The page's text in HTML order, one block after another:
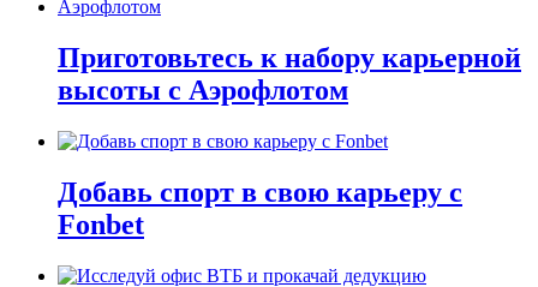
Приготовьтесь к набору карьерной
высоты с Аэрофлотом
Добавь спорт в свою карьеру с
Fonbet